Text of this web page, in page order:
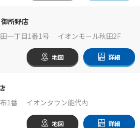
所野店
一丁目1番1号 イオンモール秋田2F
地図 詳細
1番 イオンタウン能代内
地図 詳細